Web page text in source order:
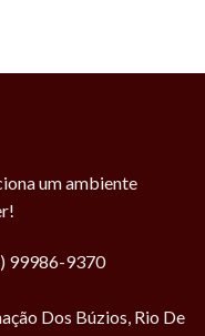
um ambiente
99986-9370
Dos Búzios, Rio De